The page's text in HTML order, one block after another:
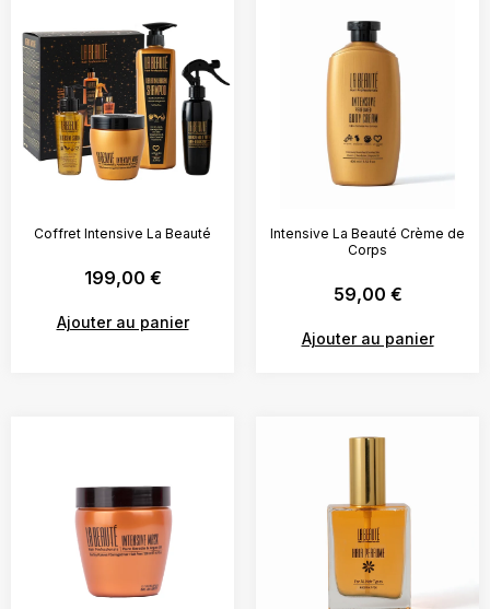
Coffret Intensive La Beauté
199,00 €
Ajouter au panier
Intensive La Beauté Crème de
Corps
59,00 €
Ajouter au panier